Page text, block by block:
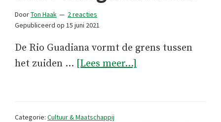
DoorTon Haak
2 reacties
Gepubliceerd op 15 juni 2021
De Rio Guadiana vormt de grens tussen
het zuiden … [Lees meer...]
Categorie: Cultuur & Maatschappij